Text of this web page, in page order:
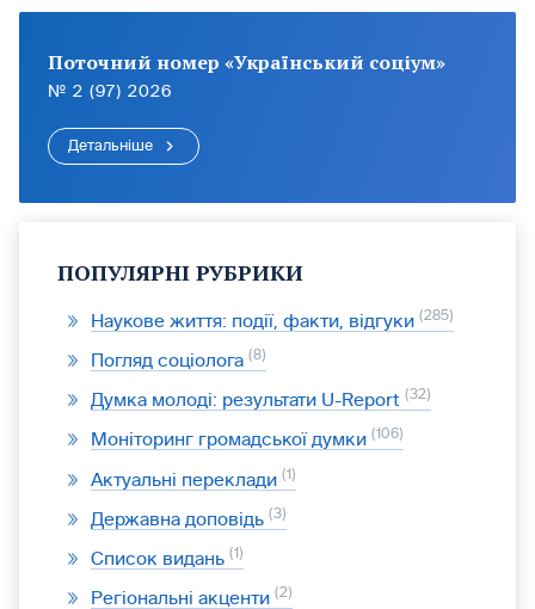
Поточний номер «Український соціум»
№ 2 (97) 2026
Детальніше
ПОПУЛЯРНІ РУБРИКИ
Наукове життя: події, факти, відгуки 285
Погляд соціолога 8
Думка молоді: результати U-Report 32
Моніторинг громадської думки 106
Актуальні переклади 1
Державна доповідь 3
Список видань 1
Регіональні акценти 2